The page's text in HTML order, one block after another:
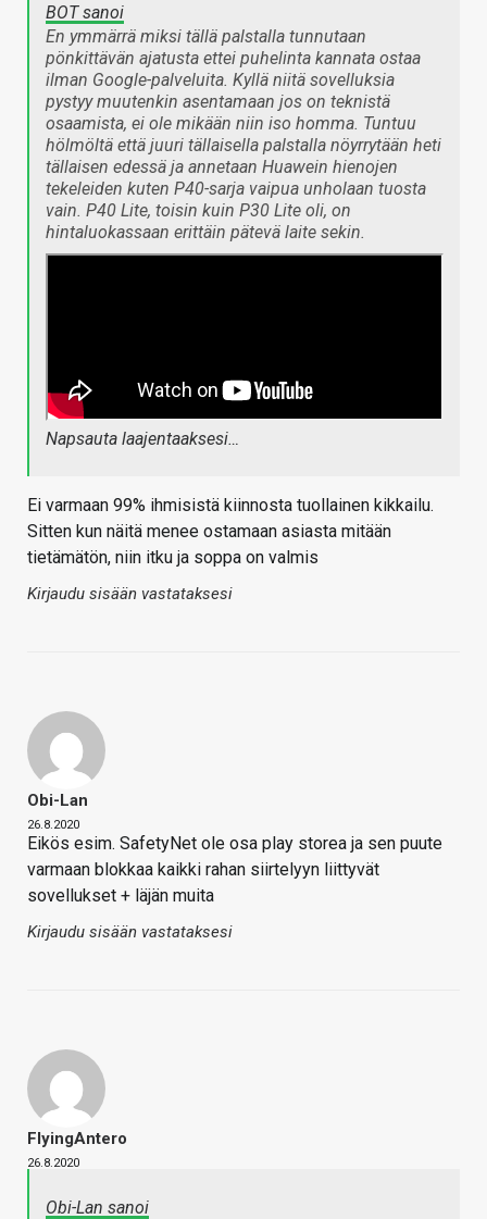
BOT sanoi
En ymmärrä miksi tällä palstalla tunnutaan
pönkittävän ajatusta ettei puhelinta kannata ostaa
ilman Google-palveluita. Kyllä niitä sovelluksia
pystyy muutenkin asentamaan jos on teknistä
osaamista, ei ole mikään niin iso homma. Tuntuu
hölmöltä että juuri tällaisella palstalla nöyrrytään heti
tällaisen edessä ja annetaan Huawein hienojen
tekeleiden kuten P40-sarja vaipua unholaan tuosta
vain. P40 Lite, toisin kuin P30 Lite oli, on
hintaluokassaan erittäin pätevä laite sekin.
Napsauta laajentaaksesi…
Ei varmaan 99% ihmisistä kiinnosta tuollainen kikkailu.
Sitten kun näitä menee ostamaan asiasta mitään
tietämätön, niin itku ja soppa on valmis
Kirjaudu sisään vastataksesi
Obi-Lan
26.8.2020
Eikös esim. SafetyNet ole osa play storea ja sen puute
varmaan blokkaa kaikki rahan siirtelyyn liittyvät
sovellukset + läjän muita
Kirjaudu sisään vastataksesi
FlyingAntero
26.8.2020
Obi-Lan sanoi